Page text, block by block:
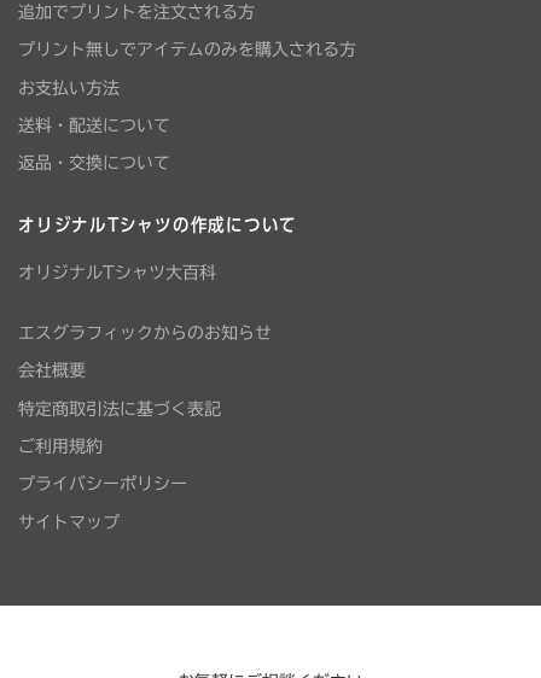
追加でプリントを注文される方
プリント無しでアイテムのみを購入される方
お支払い方法
送料・配送について
返品・交換について
オリジナルTシャツの作成について
オリジナルTシャツ大百科
エスグラフィックからのお知らせ
会社概要
特定商取引法に基づく表記
ご利用規約
プライバシーポリシー
サイトマップ